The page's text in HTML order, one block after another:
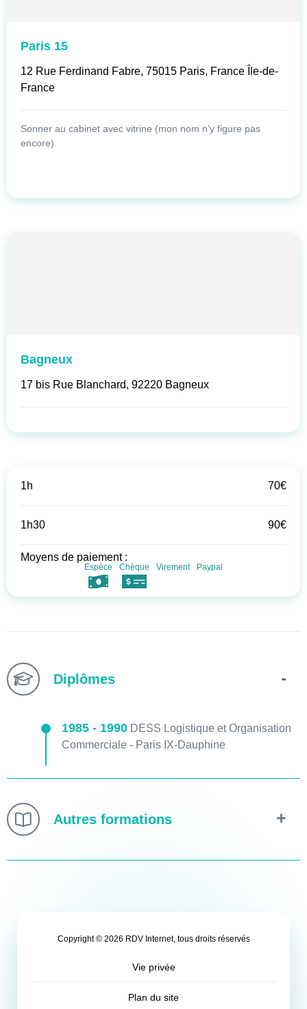
Paris 15
12 Rue Ferdinand Fabre, 75015 Paris, France Île-de-
France
Sonner au cabinet avec vitrine (mon nom n’y figure pas
encore)
Bagneux
17 bis Rue Blanchard, 92220 Bagneux
1h 70€
1h30 90€
Moyens de paiement :
Espèce Chèque Virement Paypal
Diplômes
1985 - 1990 DESS Logistique et Organisation
Commerciale - Paris IX-Dauphine
Autres formations
avec Christine Lorand
Copyright © 2026 RDV Internet, tous droits réservés
Vie privée
Plan du site